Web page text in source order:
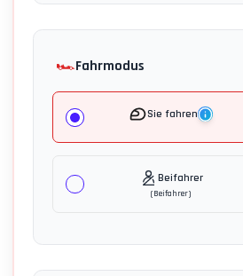
🏎️Fahrmodus
Sie fahren
Beifahrer
(Beifahrer)